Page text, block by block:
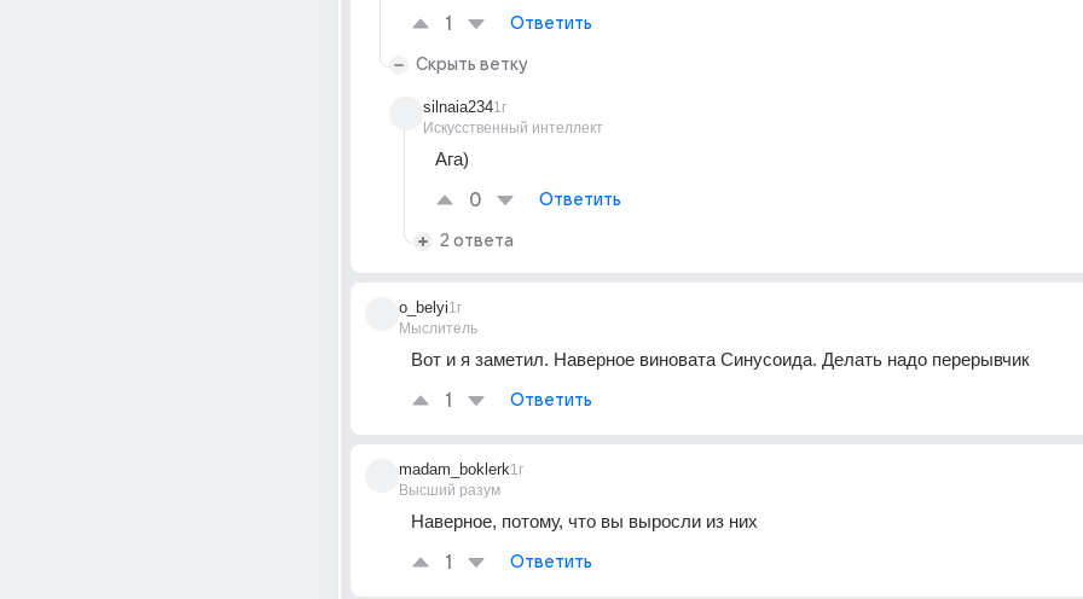
1 Ответить
Скрыть ветку
silnaia234
Искусственный интеллект
1г
Ага)
0 Ответить
2 ответа
o_belyi
Мыслитель
1г
Вот и я заметил. Наверное виновата Синусоида. Делать надо перерывчик
1 Ответить
madam_boklerk
Высший разум
1г
Наверное, потому, что вы выросли из них
1 Ответить